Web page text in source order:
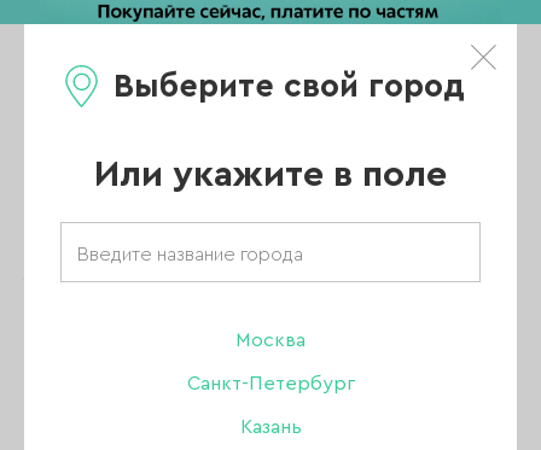
Выберите свой город
Или укажите в поле
Москва
Санкт-Петербург
Казань
Каталог
Главная/
Каталог/
Гель-лак/
Tint To Tint/